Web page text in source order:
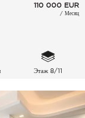
110 000 EUR
/ Месяц
Этаж 8/11